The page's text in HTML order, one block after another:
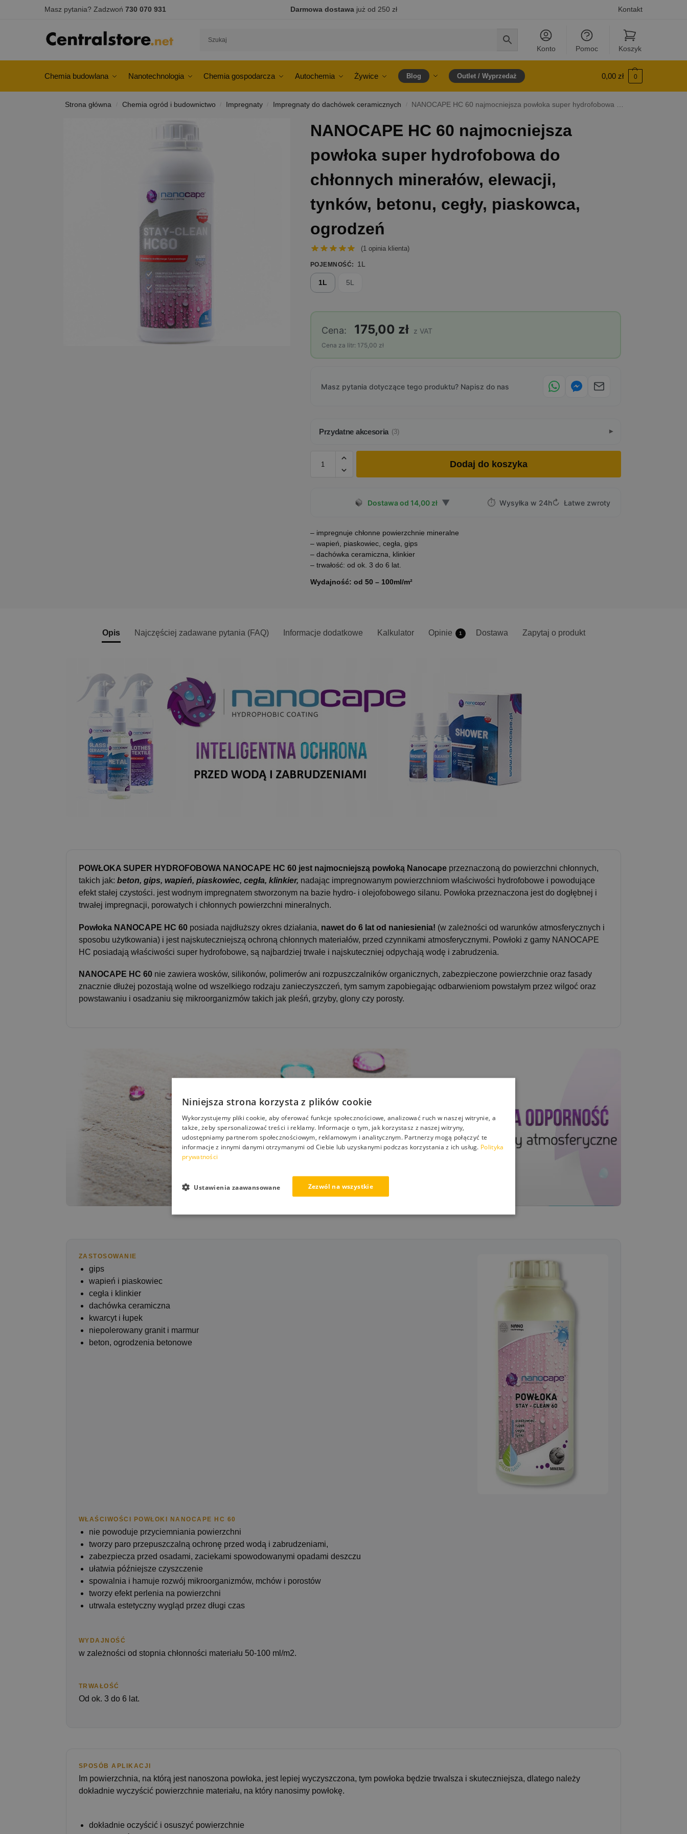
Masz pytania? Zadzwoń 730 070 931 Darmowa dostawajuż od 250 zł Kontakt
Konto Pomoc Koszyk
Chemia budowlana Nanotechnologia Chemia gospodarcza Autochemia Żywice Blog Outlet / Wyprzedaż 0,00 zł 0
Strona główna / Chemia ogród i budownictwo / Impregnaty / Impregnaty do dachówek ceramicznych / NANOCAPE HC 60 najmocniejsza powłoka super hydrofobowa do chłonnych minerałów, elewacji, tynków, betonu, cegły, piaskowca, ogrodzeń
NANOCAPE HC 60 najmocniejsza
powłoka super hydrofobowa do
chłonnych minerałów, elewacji,
tynków, betonu, cegły, piaskowca,
ogrodzeń
(1 opinia klienta)
POJEMNOŚĆ: 1L
1L 5L
Cena: 175,00 zł z VAT
Cena za litr: 175,00 zł
Masz pytania dotyczące tego produktu? Napisz do nas
Przydatne akcesoria (3)
Dodaj do koszyka
Dostawa od 14,00 zł ▼ ⏱ Wysyłka w 24h↻ Łatwe zwroty
– impregnuje chłonne powierzchnie mineralne
– wapień, piaskowiec, cegła, gips
– dachówka ceramiczna, klinkier
– trwałość: od ok. 3 do 6 lat.
Wydajność: od 50 – 100ml/m²
Opis Najczęściej zadawane pytania (FAQ) Informacje dodatkowe Kalkulator Opinie 1 Dostawa Zapytaj o produkt
POWŁOKA SUPER HYDROFOBOWA NANOCAPE HC 60 jest najmocniejszą powłoką Nanocapeprzeznaczoną do powierzchni chłonnych,
takich jak: beton, gips, wapień, piaskowiec, cegła, klinkier, nadając impregnowanym powierzchniom właściwości hydrofobowe i powodujące
efekt stałej czystości. jest wodnym impregnatem stworzonym na bazie hydro- i olejofobowego silanu. Powłoka przeznaczona jest do dogłębnej i
trwałej impregnacji, porowatych i chłonnych powierzchni mineralnych.
Powłoka NANOCAPE HC 60posiada najdłuższy okres działania, nawet do 6 lat od naniesienia! (w zależności od warunków atmosferycznych i
sposobu użytkowania) i jest najskuteczniejszą ochroną chłonnych materiałów, przed czynnikami atmosferycznymi. Powłoki z gamy NANOCAPE
HC posiadają właściwości super hydrofobowe, są najbardziej trwałe i najskuteczniej odpychają wodę i zabrudzenia.
NANOCAPE HC 60nie zawiera wosków, silikonów, polimerów ani rozpuszczalników organicznych, zabezpieczone powierzchnie oraz fasady
znacznie dłużej pozostają wolne od wszelkiego rodzaju zanieczyszczeń, tym samym zapobiegając odbarwieniom powstałym przez wilgoć oraz
powstawaniu i osadzaniu się mikroorganizmów takich jak pleśń, grzyby, glony czy porosty.
ZASTOSOWANIE
gips
wapień i piaskowiec
cegła i klinkier
dachówka ceramiczna
kwarcyt i łupek
niepolerowany granit i marmur
beton, ogrodzenia betonowe
WŁAŚCIWOŚCI POWŁOKI NANOCAPE HC 60
nie powoduje przyciemniania powierzchni
tworzy paro przepuszczalną ochronę przed wodą i zabrudzeniami,
zabezpiecza przed osadami, zaciekami spowodowanymi opadami deszczu
ułatwia późniejsze czyszczenie
spowalnia i hamuje rozwój mikroorganizmów, mchów i porostów
tworzy efekt perlenia na powierzchni
utrwala estetyczny wygląd przez długi czas
WYDAJNOŚĆ
w zależności od stopnia chłonności materiału 50-100 ml/m2.
TRWAŁOŚĆ
Od ok. 3 do 6 lat.
SPOSÓB APLIKACJI
Im powierzchnia, na którą jest nanoszona powłoka, jest lepiej wyczyszczona, tym powłoka będzie trwalsza i skuteczniejsza, dlatego należy
dokładnie wyczyścić powierzchnie materiału, na który nanosimy powłokę.
dokładnie oczyścić i osuszyć powierzchnie
Niniejsza strona korzysta z plików cookie
Wykorzystujemy pliki cookie, aby oferować funkcje społecznościowe, analizować ruch w naszej witrynie, a
także, żeby spersonalizować treści i reklamy. Informacje o tym, jak korzystasz z naszej witryny,
udostępniamy partnerom społecznościowym, reklamowym i analitycznym. Partnerzy mogą połączyć te
informacje z innymi danymi otrzymanymi od Ciebie lub uzyskanymi podczas korzystania z ich usług. Polityka
prywatności
Zezwól na wszystkie
Ustawienia zaawansowane